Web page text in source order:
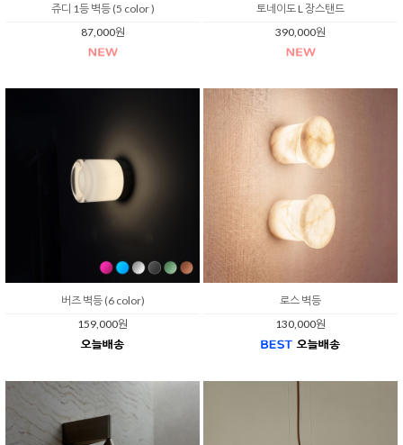
쥬디 1등 벽등 (5 color )
87,000원
토네이도 L 장스탠드
390,000원
버즈 벽등 (6 color)
159,000원
로스 벽등
130,000원